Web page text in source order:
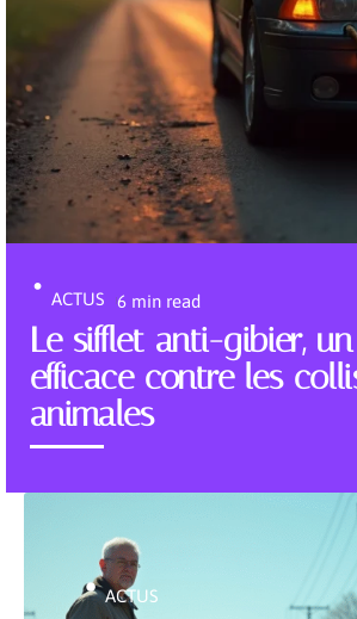
ACTUS 6 min read
Le sifflet anti-gibier,
efficace contre les
animales
ACTUS